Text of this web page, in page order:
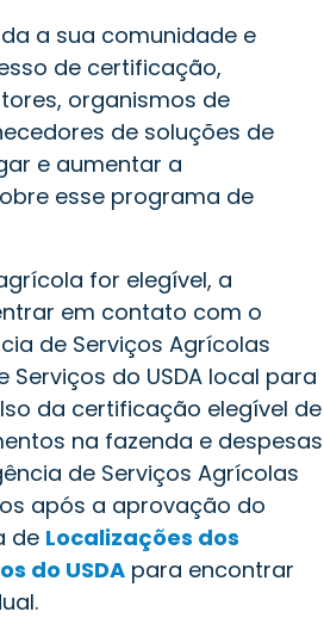
a sua comunidade e
de certificação,
organismos de
de soluções de
e aumentar a
esse programa de
for elegível, a
em contato com o
de Serviços Agrícolas
Serviços do USDA local para
da certificação elegível de
na fazenda e despesas
de Serviços Agrícolas
após a aprovação do
de Localizações dos
do USDA para encontrar